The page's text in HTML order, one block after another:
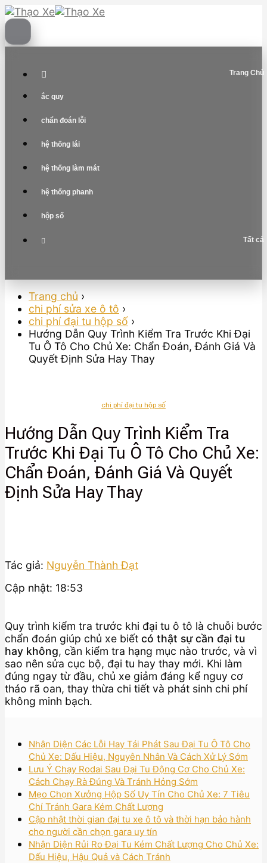
Skip
to
content
Trang Chủ
ắc quy
chẩn đoán lỗi
hệ thống lái
hệ thống làm mát
hệ thống phanh
hộp số
Tất cả
Trang chủ ›
chi phí sửa xe ô tô ›
chi phí đại tu hộp số ›
Hướng Dẫn Quy Trình Kiểm Tra Trước Khi Đại
Tu Ô Tô Cho Chủ Xe: Chẩn Đoán, Đánh Giá Và
Quyết Định Sửa Hay Thay
chi phí đại tu hộp số
Hướng Dẫn Quy Trình Kiểm Tra
Trước Khi Đại Tu Ô Tô Cho Chủ Xe:
Chẩn Đoán, Đánh Giá Và Quyết
Định Sửa Hay Thay
Tác giả: Nguyễn Thành Đạt
Cập nhật: 18:53
Quy trình kiểm tra trước khi đại tu ô tô là chuỗi bước
chẩn đoán giúp chủ xe biết có thật sự cần đại tu
hay không, cần kiểm tra hạng mục nào trước, và vì
sao nên sửa cục bộ, đại tu hay thay mới. Khi làm
đúng ngay từ đầu, chủ xe giảm đáng kể nguy cơ
tháo rã oan, thay thừa chi tiết và phát sinh chi phí
không minh bạch.
Nhận Diện Các Lỗi Hay Tái Phát Sau Đại Tu Ô Tô Cho
Chủ Xe: Dấu Hiệu, Nguyên Nhân Và Cách Xử Lý Sớm
Lưu Ý Chạy Rodai Sau Đại Tu Động Cơ Cho Chủ Xe:
Cách Chạy Rà Đúng Và Tránh Hỏng Sớm
Mẹo Chọn Xưởng Hộp Số Uy Tín Cho Chủ Xe: 7 Tiêu
Chí Tránh Gara Kém Chất Lượng
Cập nhật thời gian đại tu xe ô tô và thời hạn bảo hành
cho người cần chọn gara uy tín
Nhận Diện Rủi Ro Đại Tu Kém Chất Lượng Cho Chủ Xe:
Dấu Hiệu, Hậu Quả và Cách Tránh